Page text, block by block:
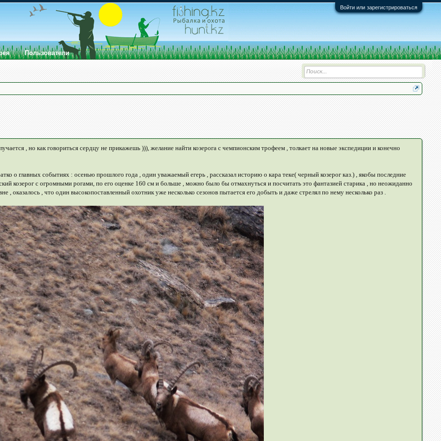
Войти или зарегистрироваться
, но как говориться сердцу не прикажешь ))), желание найти козерога с чемпионским трофеем , толкает на новые экспедиции и конечно
о главных событиях : осенью прошлого года , один уважаемый егерь , рассказал историю о кара теке( черный козерог каз.) , якобы последние
козерог с огромными рогами, по его оценке 160 см и больше , можно было бы отмахнуться и посчитать это фантазией старика , но неожиданно
, оказалось , что один высокопоставленный охотник уже несколько сезонов пытается его добыть и даже стрелял по нему несколько раз .
Пользователи